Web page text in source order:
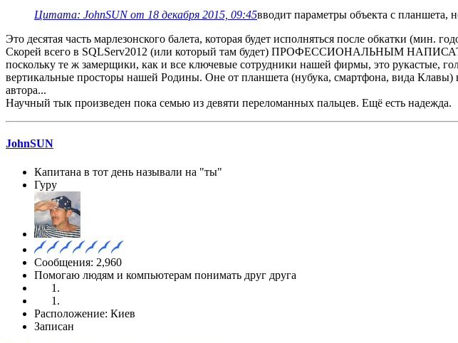
Цитата: JohnSUN от 18 декабря 2015, 09:45вводит параметры объекта с планшета,
Это десятая часть марлезонского балета, которая будет исполняться после обкатки (мин.
Скорей всего в SQLServ2012 (или который там будет) ПРОФЕССИОНАЛЬНЫМ
поскольку те ж замерщики, как и все ключевые сотрудники нашей фирмы, это рукастые,
вертикальные просторы нашей Родины. Оне от планшета (нубука, смартфона, вида Клавы)
автора...
Научный тык произведен пока семью из девяти переломанных пальцев. Ещё есть надежда.
JohnSUN
Капитана в тот день называли на "ты"
Гуру
Сообщения: 2,960
Помогаю людям и компьютерам понимать друг друга
Расположение: Киев
Записан